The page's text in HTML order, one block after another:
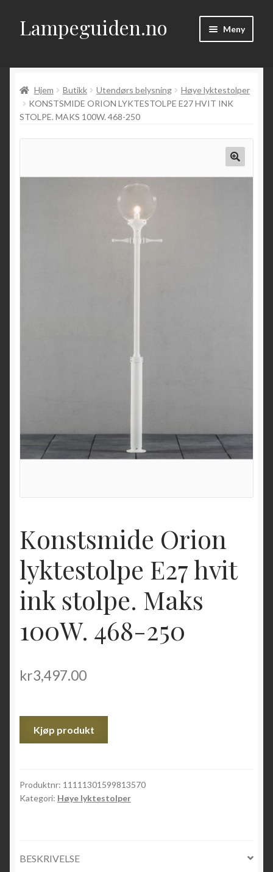
Hopp
til
Hopp
til
Lampeguiden.no Meny
Om
Artikler
Hjem Butikk Utendørs belysning
Høye lyktestolper
KONSTSMIDE ORION LYKTESTOLPE E27 HVIT INK
STOLPE. MAKS 100W. 468-250
Konstsmide Orion
lyktestolpe E27 hvit
ink stolpe. Maks
100W. 468-250
kr3,497.00
Kjøp produkt
Produktnr: 11111301599813570
Kategori: Høye lyktestolper
BESKRIVELSE